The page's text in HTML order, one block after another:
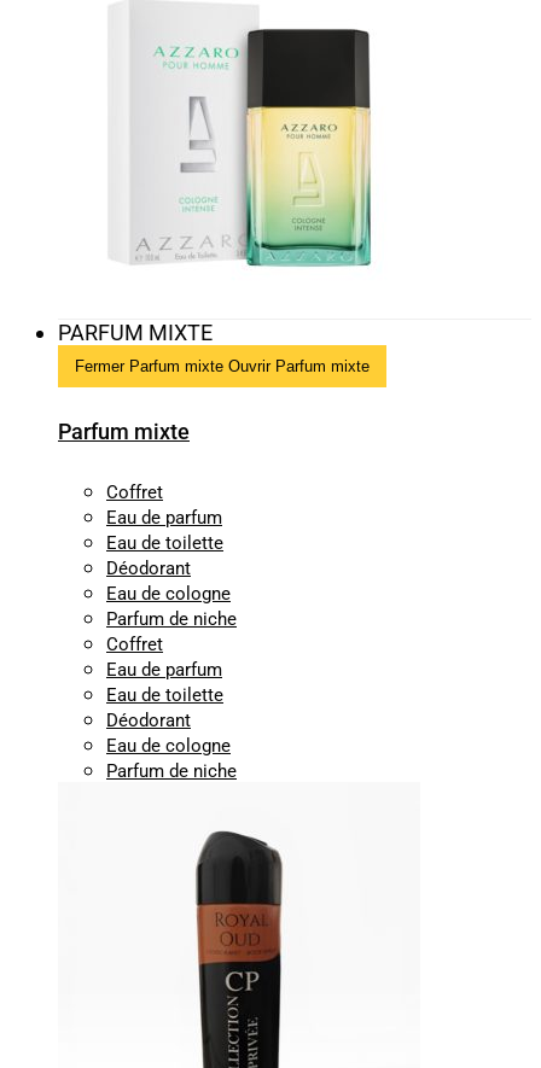
PARFUM MIXTE
Fermer Parfum mixte Ouvrir Parfum mixte
Parfum mixte
Coffret
Eau de parfum
Eau de toilette
Déodorant
Eau de cologne
Parfum de niche
Coffret
Eau de parfum
Eau de toilette
Déodorant
Eau de cologne
Parfum de niche